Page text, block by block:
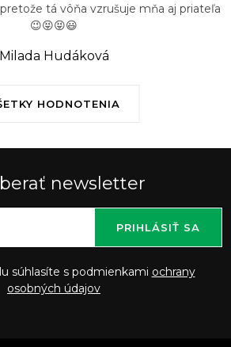
HODNOTENIA
tá vôňa vzrušuje mňa aj priateľa
😉😝😝😃
Milada Hudáková
newsletter
súhlasíte s podmienkami ochrany
osobných údajov
PRIHLÁSIŤ SA